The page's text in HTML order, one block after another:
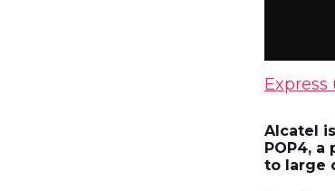
Express
Alcatel
POP4,
to large